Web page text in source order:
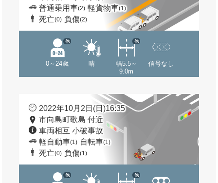
普通乗用車(2) 軽貨物車(1)
死亡(0) 負傷(2)
0～24歳
他
晴
幅5.5～
9.0m
他
信号なし
2022年10月2日(日)16:35
市向島町歌島 付近
車両相互 小破事故
軽自動車(1) 自転車(1)
死亡(0) 負傷(1)
他 他